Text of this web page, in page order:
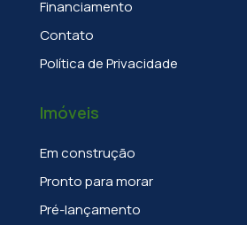
Financiamento
Contato
Política de Privacidade
Imóveis
Em construção
Pronto para morar
Pré-lançamento